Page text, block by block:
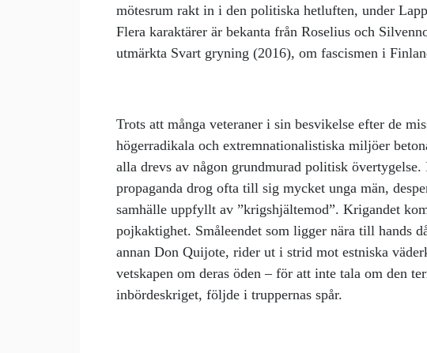
mötesrum rakt in i den politiska hetluften, under
Flera karaktärer är bekanta från Roselius och
utmärkta Svart gryning (2016), om fascismen i
Trots att många veteraner i sin besvikelse efter de
högerradikala och extremnationalistiska miljöer
alla drevs av någon grundmurad politisk övertygelse.
propaganda drog ofta till sig mycket unga män,
samhälle uppfyllt av ”krigshjältemod”. Krigandet
pojkaktighet. Småleendet som ligger nära till hands
annan Don Quijote, rider ut i strid mot estniska
vetskapen om deras öden – för att inte tala om den
inbördeskriget, följde i truppernas spår.